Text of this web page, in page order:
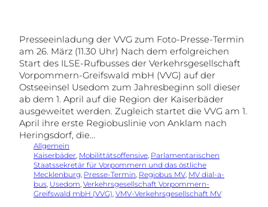
Presseeinladung der VVG zum Foto-Presse-Termin
am 26. März (11.30 Uhr) Nach dem erfolgreichen
Start des ILSE-Rufbusses der Verkehrsgesellschaft
Vorpommern-Greifswald mbH (VVG) auf der
Ostseeinsel Usedom zum Jahresbeginn soll dieser
ab dem 1. April auf die Region der Kaiserbäder
ausgeweitet werden. Zugleich startet die VVG am 1.
April ihre erste Regiobuslinie von Anklam nach
Heringsdorf, die…
Allgemein
Kaiserbäder Mobilittätsoffensive Parlamentarischen
Staatssekretär für Vorpommern und das östliche
Mecklenburg Presse-Termin Regiobus MV MV dial-a-
bus Usedom Verkehrsgesellschaft Vorpommern-
Greifswald mbH (VVG) VMV-Verkehrsgesellschaft MV